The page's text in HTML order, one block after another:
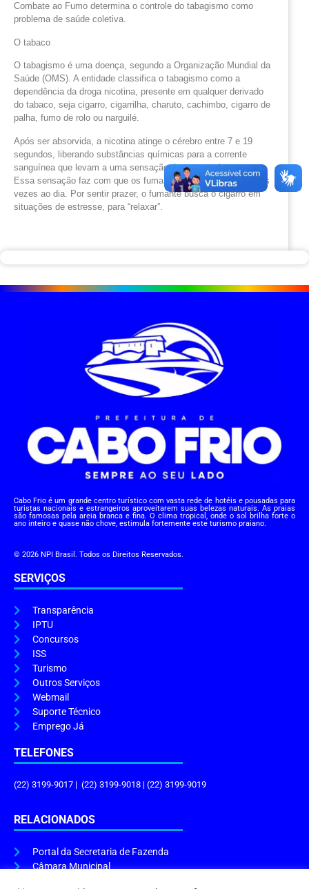
Combate ao Fumo determina o controle do tabagismo como
problema de saúde coletiva.
O tabaco
O tabagismo é uma doença, segundo a Organização Mundial da
Saúde (OMS). A entidade classifica o tabagismo como a
dependência da droga nicotina, presente em qualquer derivado
do tabaco, seja cigarro, cigarrilha, charuto, cachimbo, cigarro de
palha, fumo de rolo ou narguilé.
Após ser absorvida, a nicotina atinge o cérebro entre 7 e 19
segundos, liberando substâncias químicas para a corrente
sanguínea que levam a uma sensação de prazer e bem-estar.
Essa sensação faz com que os fumantes usem o cigarro várias
vezes ao dia. Por sentir prazer, o fumante busca o cigarro em
situações de estresse, para “relaxar”.
Cabo Frio é um grande centro turístico com vasta rede de hotéis e pousadas para
turistas nacionais e estrangeiros aproveitarem suas belezas naturais. As praias
são famosas pela areia branca e fina. O clima tropical, onde o sol brilha forte o
ano inteiro e quase não chove, estimula fortemente este turismo praiano.
© 2026 NPI Brasil. Todos os Direitos Reservados.
SERVIÇOS
Transparência
IPTU
Concursos
ISS
Turismo
Outros Serviços
Webmail
Suporte Técnico
Emprego Já
TELEFONES
(22) 3199-9017 | (22) 3199-9018 | (22) 3199-9019
RELACIONADOS
Portal da Secretaria de Fazenda
Câmara Municipal